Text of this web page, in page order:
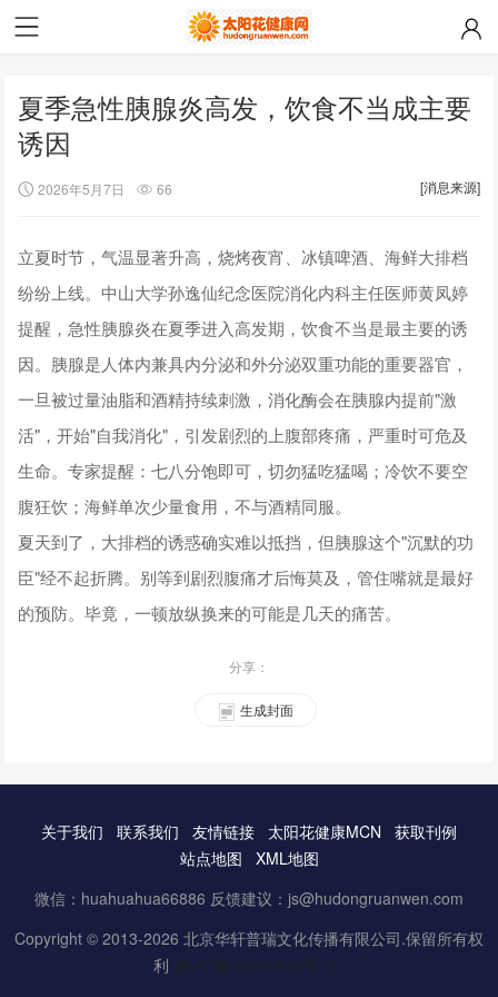
夏季急性胰腺炎高发，饮食不当成主要
诱因
2026年5月7日 66 [消息来源]
立夏时节，气温显著升高，烧烤夜宵、冰镇啤酒、海鲜大排档
纷纷上线。中山大学孙逸仙纪念医院消化内科主任医师黄凤婷
提醒，急性胰腺炎在夏季进入高发期，饮食不当是最主要的诱
因。胰腺是人体内兼具内分泌和外分泌双重功能的重要器官，
一旦被过量油脂和酒精持续刺激，消化酶会在胰腺内提前"激
活"，开始"自我消化"，引发剧烈的上腹部疼痛，严重时可危及
生命。专家提醒：七八分饱即可，切勿猛吃猛喝；冷饮不要空
腹狂饮；海鲜单次少量食用，不与酒精同服。
夏天到了，大排档的诱惑确实难以抵挡，但胰腺这个"沉默的功
臣"经不起折腾。别等到剧烈腹痛才后悔莫及，管住嘴就是最好
的预防。毕竟，一顿放纵换来的可能是几天的痛苦。
分享：
生成封面
关于我们 联系我们 友情链接 太阳花健康MCN
获取刊例
站点地图
XML地图
微信：huahuahua66886 反馈建议：js@hudongruanwen.com
Copyright © 2013-2026 北京华轩普瑞文化传播有限公司.保留所有权
利 京ICP备16061888号-3